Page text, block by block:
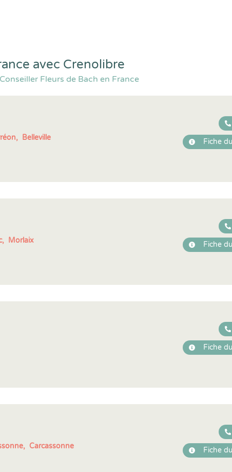
avec Crenolibre
Fleurs de Bach en France
Belleville Fiche
Morlaix Fiche
Fiche
Carcassonne Fiche